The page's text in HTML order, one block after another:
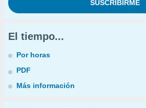
El tiempo...
Por horas
PDF
Más información